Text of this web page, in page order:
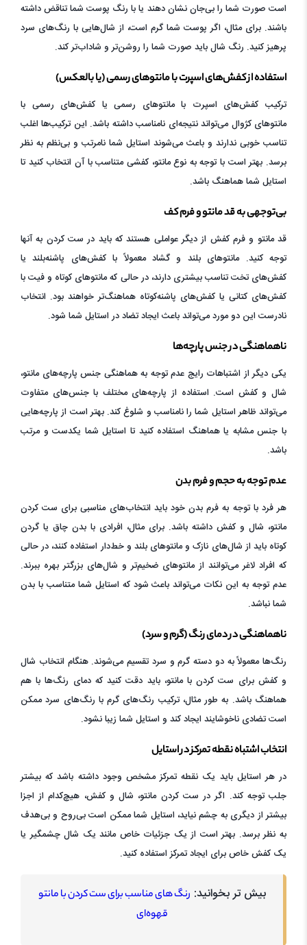
است صورت شما را بی‌جان نشان دهند یا با رنگ پوست شما تناقض داشته
باشند. برای مثال، اگر پوست شما گرم است، از شال‌هایی با رنگ‌های سرد
پرهیز کنید. رنگ شال باید صورت شما را روشن‌تر و شاداب‌تر کند.
استفاده از کفش‌های اسپرت با مانتوهای رسمی (یا بالعکس)
ترکیب کفش‌های اسپرت با مانتوهای رسمی یا کفش‌های رسمی با
مانتوهای کژوال می‌تواند نتیجه‌ای نامناسب داشته باشد. این ترکیب‌ها اغلب
تناسب خوبی ندارند و باعث می‌شوند استایل شما نامرتب و بی‌نظم به نظر
برسد. بهتر است با توجه به نوع مانتو، کفشی متناسب با آن انتخاب کنید تا
استایل شما هماهنگ باشد.
بی‌توجهی به قد مانتو و فرم کف
قد مانتو و فرم کفش از دیگر عواملی هستند که باید در ست کردن به آنها
توجه کنید. مانتوهای بلند و گشاد معمولاً با کفش‌های پاشنه‌بلند یا
کفش‌های تخت تناسب بیشتری دارند، در حالی که مانتوهای کوتاه و فیت با
کفش‌های کتانی یا کفش‌های پاشنه‌کوتاه هماهنگ‌تر خواهند بود. انتخاب
نادرست این دو مورد می‌تواند باعث ایجاد تضاد در استایل شما شود.
ناهماهنگی در جنس پارچه‌ها
یکی دیگر از اشتباهات رایج عدم توجه به هماهنگی جنس پارچه‌های مانتو،
شال و کفش است. استفاده از پارچه‌های مختلف با جنس‌های متفاوت
می‌تواند ظاهر استایل شما را نامناسب و شلوغ کند. بهتر است از پارچه‌هایی
با جنس مشابه یا هماهنگ استفاده کنید تا استایل شما یکدست و مرتب
باشد.
عدم توجه به حجم و فرم بدن
هر فرد با توجه به فرم بدن خود باید انتخاب‌های مناسبی برای ست کردن
مانتو، شال و کفش داشته باشد. برای مثال، افرادی با بدن چاق یا گردن
کوتاه باید از شال‌های نازک و مانتوهای بلند و خط‌دار استفاده کنند، در حالی
که افراد لاغر می‌توانند از مانتوهای ضخیم‌تر و شال‌های بزرگتر بهره ببرند.
عدم توجه به این نکات می‌تواند باعث شود که استایل شما متناسب با بدن
شما نباشد.
ناهماهنگی در دمای رنگ (گرم و سرد)
رنگ‌ها معمولاً به دو دسته گرم و سرد تقسیم می‌شوند. هنگام انتخاب شال
و کفش برای ست کردن با مانتو، باید دقت کنید که دمای رنگ‌ها با هم
هماهنگ باشد. به طور مثال، ترکیب رنگ‌های گرم با رنگ‌های سرد ممکن
است تضادی ناخوشایند ایجاد کند و استایل شما زیبا نشود.
انتخاب اشتباه نقطه تمرکز در استایل
در هر استایل باید یک نقطه تمرکز مشخص وجود داشته باشد که بیشتر
جلب توجه کند. اگر در ست کردن مانتو، شال و کفش، هیچ‌کدام از اجزا
بیشتر از دیگری به چشم نیاید، استایل شما ممکن است بی‌روح و بی‌هدف
به نظر برسد. بهتر است از یک جزئیات خاص مانند یک شال چشمگیر یا
یک کفش خاص برای ایجاد تمرکز استفاده کنید.
بیش تر بخوانید: رنگ های مناسب برای ست کردن با مانتو
قهوه‌ای